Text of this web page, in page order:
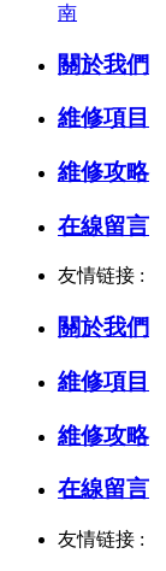
南
關於我們
維修項目
維修攻略
在線留言
友情链接 :
關於我們
維修項目
維修攻略
在線留言
友情链接 :